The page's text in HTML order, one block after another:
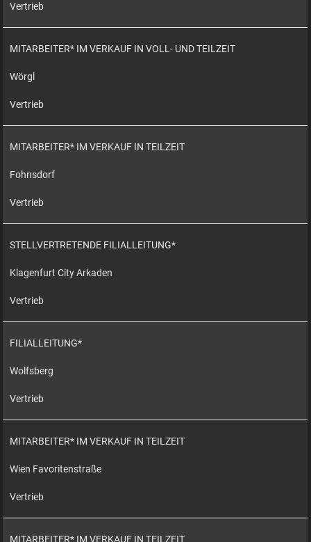
Vertrieb
MITARBEITER* IM VERKAUF IN VOLL- UND TEILZEIT
Wörgl
Vertrieb
MITARBEITER* IM VERKAUF IN TEILZEIT
Fohnsdorf
Vertrieb
STELLVERTRETENDE FILIALLEITUNG*
Klagenfurt City Arkaden
Vertrieb
FILIALLEITUNG*
Wolfsberg
Vertrieb
MITARBEITER* IM VERKAUF IN TEILZEIT
Wien Favoritenstraße
Vertrieb
MITARBEITER* IM VERKAUF IN TEILZEIT